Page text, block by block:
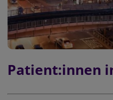
Patient:innen